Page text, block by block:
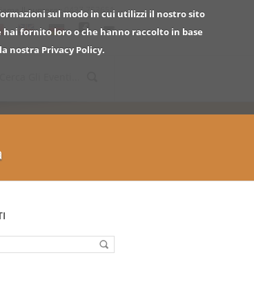
sul modo in cui utilizzi il nostro sito
fornito loro o che hanno raccolto in base
nostra Privacy Policy.
ll numero : 0437.753651